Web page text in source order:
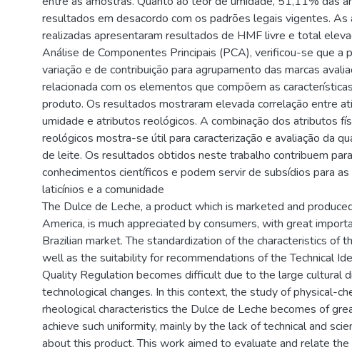
resultados em desacordo com os padrões legais vigentes. As
realizadas apresentaram resultados de HMF livre e total
Análise de Componentes Principais (PCA), verificou-se que a
variação e de contribuição para agrupamento das marcas
relacionada com os elementos que compõem as
produto. Os resultados mostraram elevada correlação entre
umidade e atributos reológicos. A combinação dos atributos
reológicos mostra-se útil para caracterização e avaliação da
de leite. Os resultados obtidos neste trabalho contribuem
conhecimentos científicos e podem servir de subsídios para
laticínios e a comunidade
The Dulce de Leche, a product which is marketed and
America, is much appreciated by consumers, with great
Brazilian market. The standardization of the characteristics of
well as the suitability for recommendations of the Technical
Quality Regulation becomes difficult due to the large cultural
technological changes. In this context, the study of physical-
rheological characteristics the Dulce de Leche becomes of
achieve such uniformity, mainly by the lack of technical and
about this product. This work aimed to evaluate and relate the